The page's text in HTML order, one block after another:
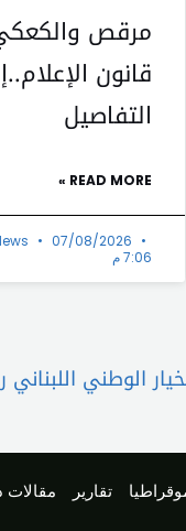
مرقص
قانون
التفاصيل
READ MORE »
07/08/2026
7:06 م
تقارير مقالات